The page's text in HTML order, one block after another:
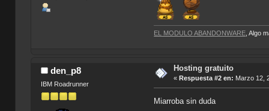
EL MODULO ABANDONWARE, Algo
den_p8
IBM Roadrunner
Hosting gratuito
« Respuesta #2 en: Marzo 12,
Miarroba sin duda